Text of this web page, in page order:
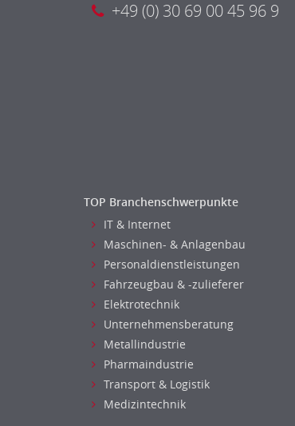
+49 (0) 30 69 00 45 96 9
TOP Branchenschwerpunkte
IT & Internet
Maschinen- & Anlagenbau
Personaldienstleistungen
Fahrzeugbau & -zulieferer
Elektrotechnik
Unternehmensberatung
Metallindustrie
Pharmaindustrie
Transport & Logistik
Medizintechnik